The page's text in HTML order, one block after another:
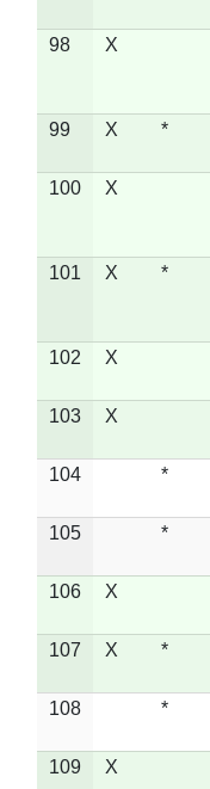
98 X
99 X *
100 X
101 X *
102 X
103 X
104 *
105 *
106 X
107 X *
108 *
109 X